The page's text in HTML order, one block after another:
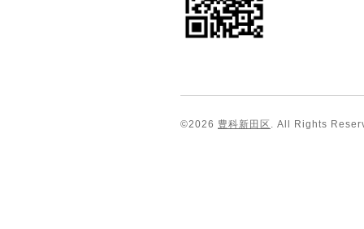
©2026 豊科新田区 . All Rights